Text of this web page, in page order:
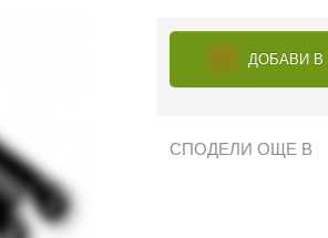
ДОБАВИ В
СПОДЕЛИ ОЩЕ В